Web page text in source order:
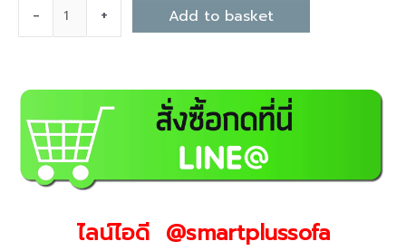
- + Add to basket
ไลน์ไอดี @smartplussofa